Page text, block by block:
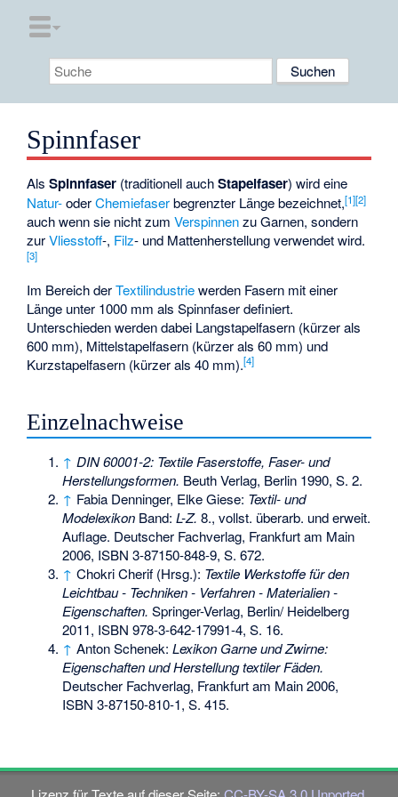
Spinnfaser
AlsSpinnfaser (traditionell auchStapelfaser) wird eine
Natur-oderChemiefaserbegrenzter Länge bezeichnet,[1][2]
auch wenn sie nicht zumVerspinnenzu Garnen, sondern
zurVliesstoff-, Filz- und Mattenherstellung verwendet wird.
[3]
Im Bereich derTextilindustriewerden Fasern mit einer
Länge unter 1000 mm als Spinnfaser definiert.
Unterschieden werden dabei Langstapelfasern (kürzer als
600 mm), Mittelstapelfasern (kürzer als 60 mm) und
Kurzstapelfasern (kürzer als 40 mm).[4]
Einzelnachweise
↑ DIN 60001-2: Textile Faserstoffe, Faser- und
Herstellungsformen. Beuth Verlag, Berlin 1990, S. 2.
↑ Fabia Denninger, Elke Giese: Textil- und
Modelexikon Band:L-Z. 8., vollst. überarb. und erweit.
Auflage. Deutscher Fachverlag, Frankfurt am Main
2006, ISBN 3-87150-848-9, S. 672.
↑ Chokri Cherif (Hrsg.): Textile Werkstoffe für den
Leichtbau - Techniken - Verfahren - Materialien -
Eigenschaften. Springer-Verlag, Berlin/ Heidelberg
2011, ISBN 978-3-642-17991-4, S. 16.
↑ Anton Schenek:Lexikon Garne und Zwirne:
Eigenschaften und Herstellung textiler Fäden.
Deutscher Fachverlag, Frankfurt am Main 2006,
ISBN 3-87150-810-1, S. 415.